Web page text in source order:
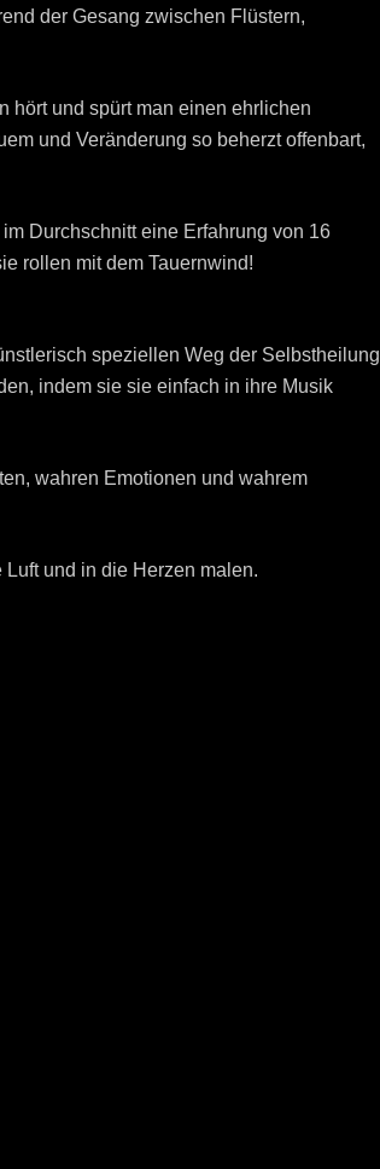
der Gesang zwischen Flüstern,
hört und spürt man einen ehrlichen
und Veränderung so beherzt offenbart,
Durchschnitt eine Erfahrung von 16
rollen mit dem Tauernwind!
speziellen Weg der Selbstheilung
indem sie sie einfach in ihre Musik
wahren Emotionen und wahrem
und in die Herzen malen.